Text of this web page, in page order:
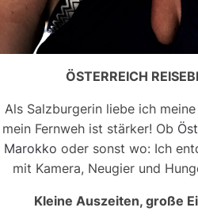
ÖSTERREICH
Als Salzburgerin liebe ich
mein Fernweh ist stärker! Ob
Marokko oder sonst wo: Ich
mit Kamera, Neugier und
Kleine Auszeiten, große